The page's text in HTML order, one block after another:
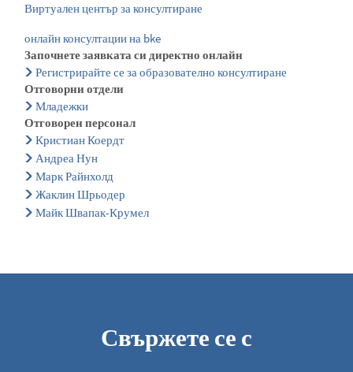
Започнете заявката си директно онлайн
Регистрирайте се за образователно консултиране
Виртуален център за консултиране
онлайн консултации на bke
Отговорни отдели
Младежки
Отговорен персонал
Кристиан Коердт
Андреа Нун
Марк Райнхолд
Жаклин Шрьодер
Майк Швапак-Крумел
Свържете се с